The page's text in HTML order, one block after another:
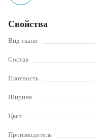
Свойства
Вид ткани
Состав
Плотность
Ширина
Цвет
Производитель